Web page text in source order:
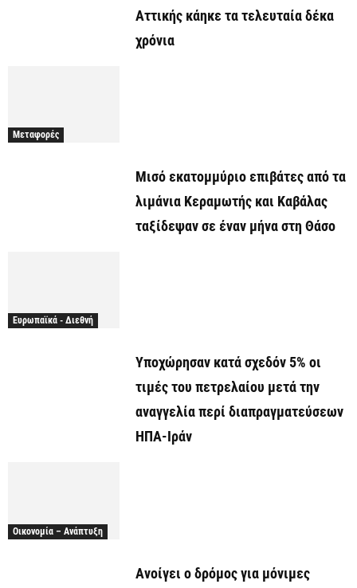
Αττικής κάηκε τα τελευταία δέκα
χρόνια
Μεταφορές
Μισό εκατομμύριο επιβάτες από τα
λιμάνια Κεραμωτής και Καβάλας
ταξίδεψαν σε έναν μήνα στη Θάσο
Ευρωπαϊκά - Διεθνή
Υποχώρησαν κατά σχεδόν 5% οι
τιμές του πετρελαίου μετά την
αναγγελία περί διαπραγματεύσεων
ΗΠΑ-Ιράν
Οικονομία – Ανάπτυξη
Ανοίγει ο δρόμος για μόνιμες